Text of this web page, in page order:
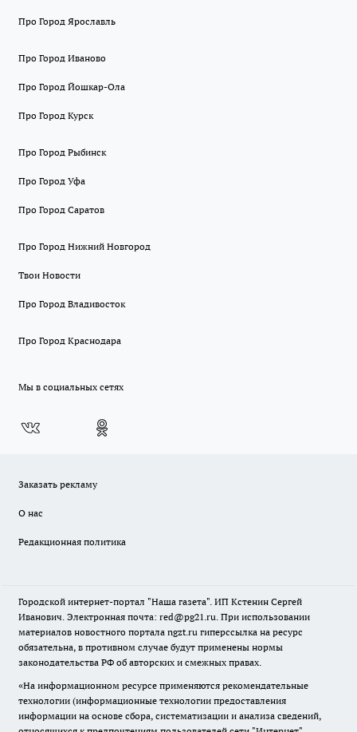
Про Город Ярославль
Про Город Иваново
Про Город Йошкар-Ола
Про Город Курск
Про Город Рыбинск
Про Город Уфа
Про Город Саратов
Про Город Нижний Новгород
Твои Новости
Про Город Владивосток
Про Город Краснодара
Мы в социальных сетях
Заказать рекламу
О нас
Редакционная политика
Городской интернет-портал "Наша газета". ИП Кстенин Сергей
Иванович. Электронная почта: red@pg21.ru. При использовании
материалов новостного портала ngzt.ru гиперссылка на ресурс
обязательна, в противном случае будут применены нормы
законодательства РФ об авторских и смежных правах.
«На информационном ресурсе применяются рекомендательные
технологии (информационные технологии предоставления
информации на основе сбора, систематизации и анализа сведений,